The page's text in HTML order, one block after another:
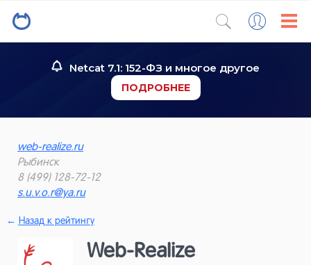
Netcat 7.1: 152-ФЗ и многое другое
ПОДРОБНЕЕ
web-realize.ru
Рыбинск
8 (499) 128-72-12
s.u.v.o.r@ya.ru
← Назад к рейтингу
Web-Realize